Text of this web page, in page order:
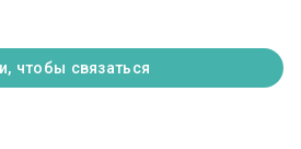
чтобы связаться